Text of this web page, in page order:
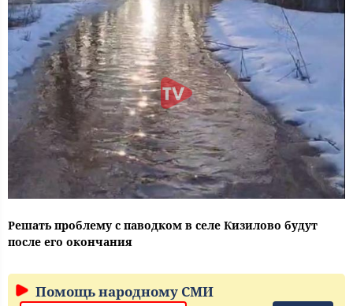
Решать проблему с паводком в селе Кизилово будут
после его окончания
Помощь народному СМИ